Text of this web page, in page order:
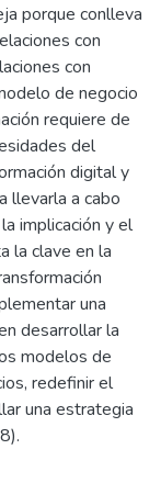
porque conlleva
con
con
de negocio
requiere de
del
digital y
llevarla a cabo
implicación y el
la clave en la
una
desarrollar la
modelos de
redefinir el
una estrategia